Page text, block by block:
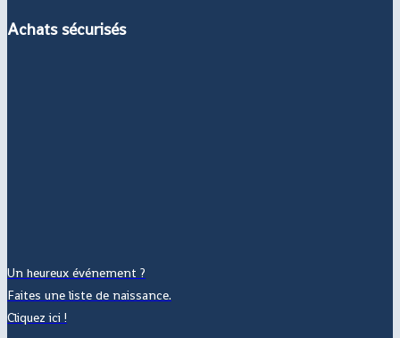
Achats sécurisés
Un heureux événement ?
Faites une liste de naissance.
Cliquez ici !